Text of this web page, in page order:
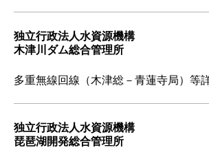
独立行政法人水資源機構
木津川ダム総合管理所
多重無線回線（木津総－青蓮寺局）等
独立行政法人水資源機構
琵琶湖開発総合管理所